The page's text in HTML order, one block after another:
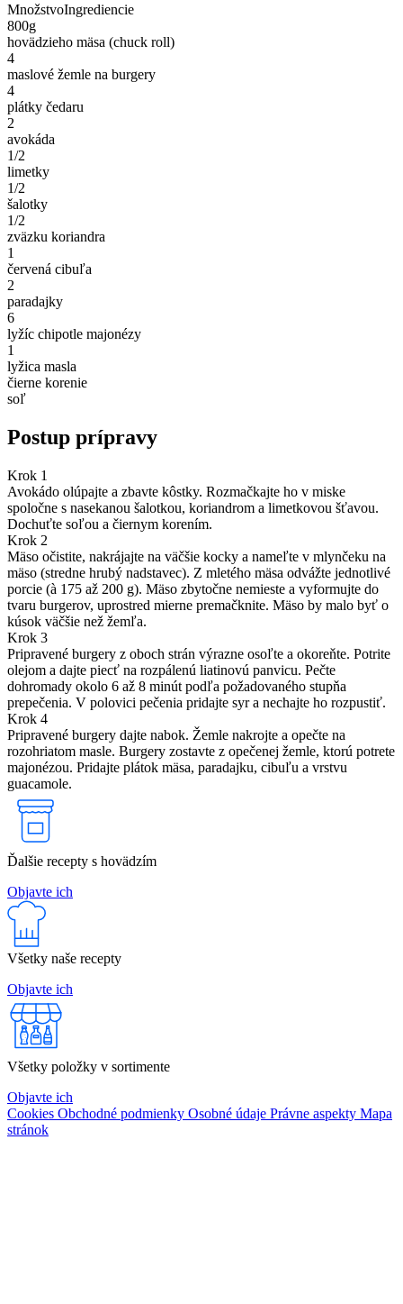
MnožstvoIngrediencie
800g
hovädzieho mäsa (chuck roll)
4
maslové žemle na burgery
4
plátky čedaru
2
avokáda
1/2
limetky
1/2
šalotky
1/2
zväzku koriandra
1
červená cibuľa
2
paradajky
6
lyžíc chipotle majonézy
1
lyžica masla
čierne korenie
soľ
Postup prípravy
Krok 1
Avokádo olúpajte a zbavte kôstky. Rozmačkajte ho v miske
spoločne s nasekanou šalotkou, koriandrom a limetkovou šťavou.
Dochuťte soľou a čiernym korením.
Krok 2
Mäso očistite, nakrájajte na väčšie kocky a nameľte v mlynčeku na
mäso (stredne hrubý nadstavec). Z mletého mäsa odvážte jednotlivé
porcie (à 175 až 200 g). Mäso zbytočne nemieste a vyformujte do
tvaru burgerov, uprostred mierne premačknite. Mäso by malo byť o
kúsok väčšie než žemľa.
Krok 3
Pripravené burgery z oboch strán výrazne osoľte a okoreňte. Potrite
olejom a dajte piecť na rozpálenú liatinovú panvicu. Pečte
dohromady okolo 6 až 8 minút podľa požadovaného stupňa
prepečenia. V polovici pečenia pridajte syr a nechajte ho rozpustiť.
Krok 4
Pripravené burgery dajte nabok. Žemle nakrojte a opečte na
rozohriatom masle. Burgery zostavte z opečenej žemle, ktorú potrete
majonézou. Pridajte plátok mäsa, paradajku, cibuľu a vrstvu
guacamole.
Ďalšie recepty s hovädzím
Objavte ich
Všetky naše recepty
Objavte ich
Všetky položky v sortimente
Objavte ich
Cookies Obchodné podmienky Osobné údaje Právne aspekty Mapa
stránok